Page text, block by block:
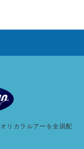
リカラルアーを全国配